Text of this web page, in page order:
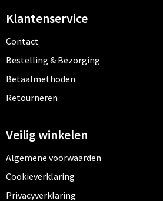
Bivakmuts test
Klantenservice
Contact
Bestelling & Bezorging
Betaalmethoden
Retourneren
Veilig winkelen
Algemene voorwaarden
Cookieverklaring
Privacyverklaring